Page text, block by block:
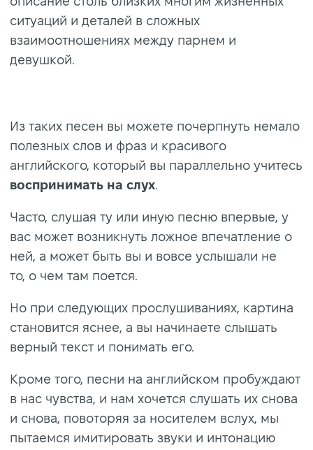
ситуаций и деталей в сложных
взаимоотношениях между парнем и
девушкой.
Из таких песен вы можете почерпнуть немало
полезных слов и фраз и красивого
английского, который вы параллельно учитесь
воспринимать на слух.
Часто, слушая ту или иную песню впервые, у
вас может возникнуть ложное впечатление о
ней, а может быть вы и вовсе услышали не
то, о чем там поется.
Но при следующих прослушиваниях, картина
становится яснее, а вы начинаете слышать
верный текст и понимать его.
Кроме того, песни на английском пробуждают
в нас чувства, и нам хочется слушать их снова
и снова, повоторяя за носителем вслух, мы
пытаемся имитировать звуки и интонацию